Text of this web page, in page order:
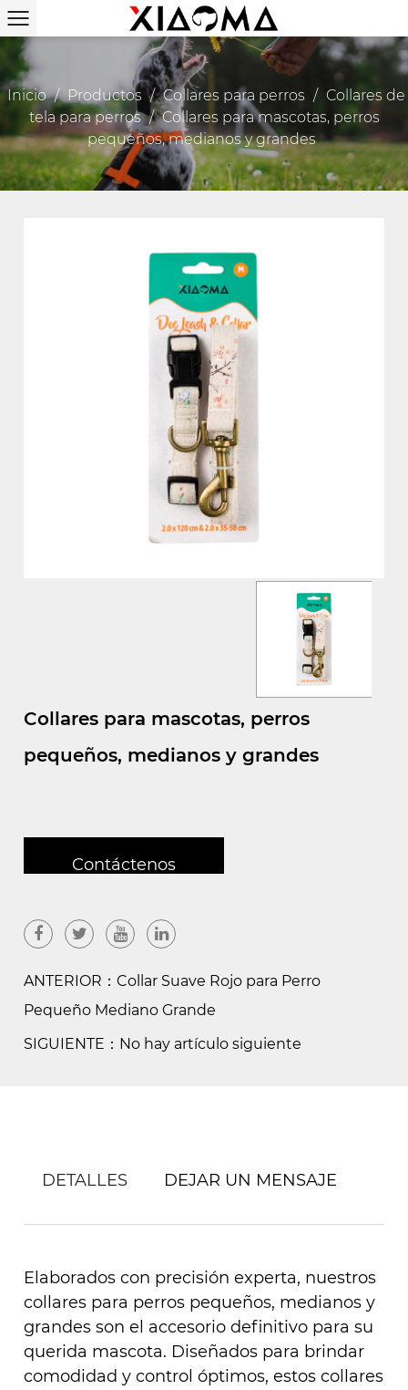
Inicio / Productos / Collares para perros / Collares de
tela para perros / Collares para mascotas, perros
pequeños, medianos y grandes
Collares para mascotas, perros
pequeños, medianos y grandes
Contáctenos
ANTERIOR：Collar Suave Rojo para Perro
Pequeño Mediano Grande
SIGUIENTE：No hay artículo siguiente
DETALLES DEJAR UN MENSAJE
Elaborados con precisión experta, nuestros
collares para perros pequeños, medianos y
grandes son el accesorio definitivo para su
querida mascota. Diseñados para brindar
comodidad y control óptimos, estos collares